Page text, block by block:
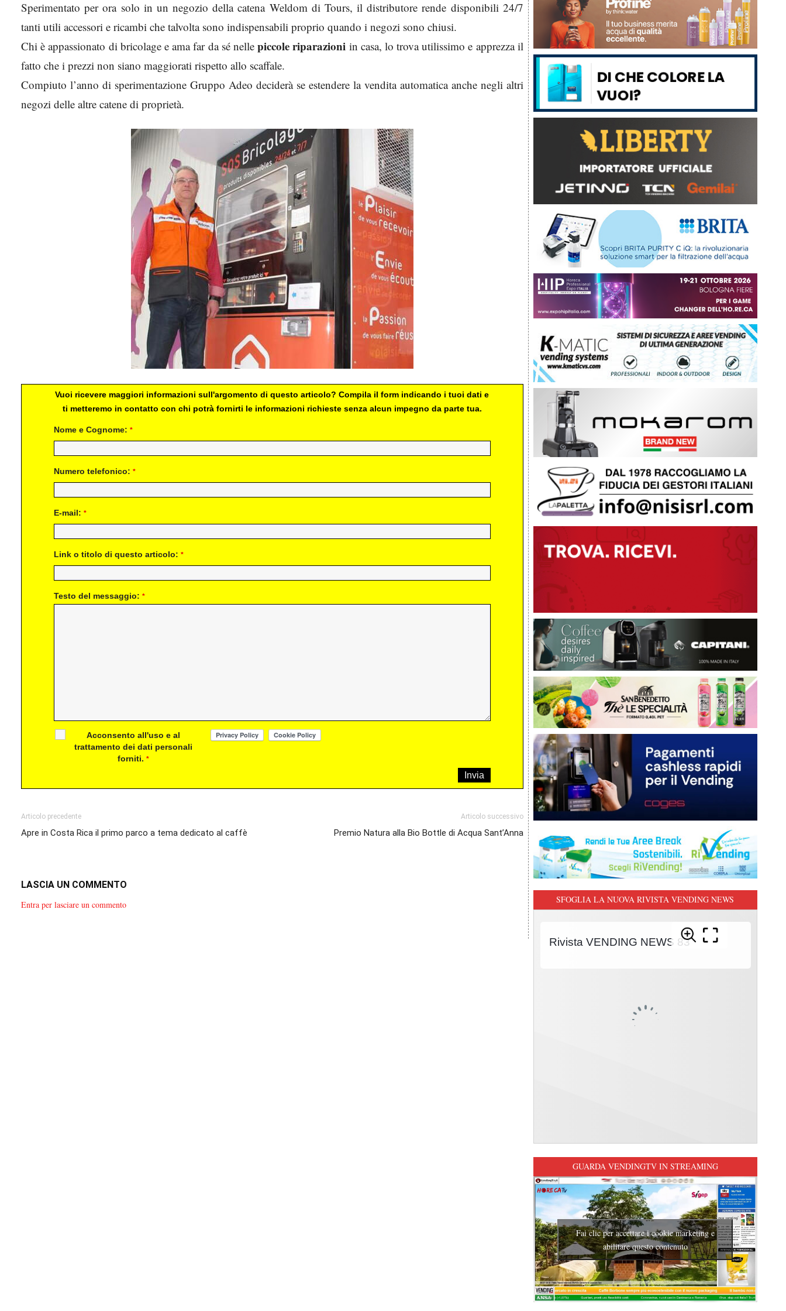
Sperimentato per ora solo in un negozio della catena Weldom di Tours, il distributore rende disponibili 24/7
tanti utili accessori e ricambi che talvolta sono indispensabili proprio quando i negozi sono chiusi.
Chi è appassionato di bricolage e ama far da sé nellepiccole riparazioni in casa, lo trova utilissimo e apprezza il
fatto che i prezzi non siano maggiorati rispetto allo scaffale.
Compiuto l’anno di sperimentazione Gruppo Adeo deciderà se estendere la vendita automatica anche negli altri
negozi delle altre catene di proprietà.
Vuoi ricevere maggiori informazioni sull'argomento di questo articolo? Compila il form indicando i tuoi dati e
ti metteremo in contatto con chi potrà fornirti le informazioni richieste senza alcun impegno da parte tua.
Nome e Cognome: *
Numero telefonico: *
E-mail: *
Link o titolo di questo articolo: *
Testo del messaggio: *
Acconsento all'uso e al
trattamento dei dati personali
forniti.*
Articolo precedente
Apre in Costa Rica il primo parco a tema dedicato al caffè
Articolo successivo
Premio Natura alla Bio Bottle di Acqua Sant’Anna
LASCIA UN COMMENTO
Entra per lasciare un commento
SFOGLIA LA NUOVA RIVISTA VENDING NEWS
GUARDA VENDINGTV IN STREAMING
Fai clic per accettare i cookie marketing e
abilitare questo contenuto